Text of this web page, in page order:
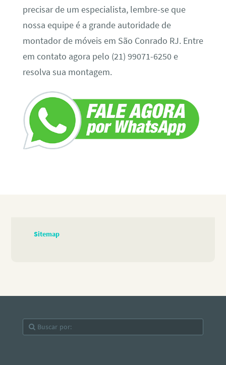
precisar de um especialista, lembre-se que
nossa equipe é a grande autoridade de
montador de móveis em São Conrado RJ. Entre
em contato agora pelo (21) 99071-6250 e
resolva sua montagem.
Sitemap